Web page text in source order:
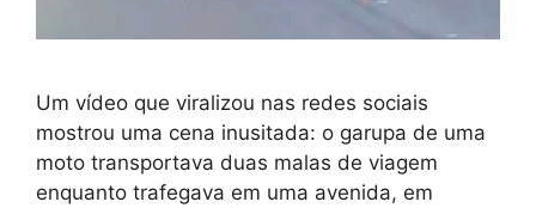
Um vídeo que viralizou nas redes sociais
mostrou uma cena inusitada: o garupa de uma
moto transportava duas malas de viagem
enquanto trafegava em uma avenida, em